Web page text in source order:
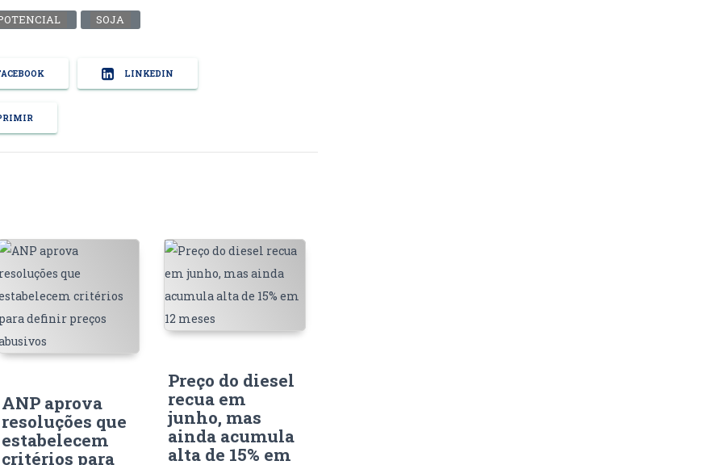
SOJA
LINKEDIN
ANP aprova
resoluções que
estabelecem
critérios para
Preço do diesel
recua em
junho, mas
ainda acumula
alta de 15% em